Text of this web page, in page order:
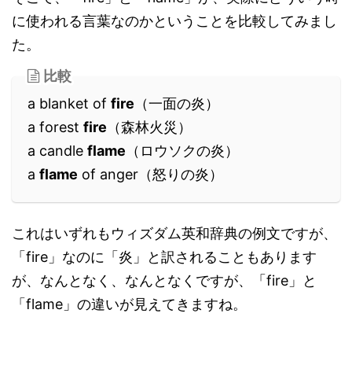
に使われる言葉なのかということを比較してみまし
た。
比較
a blanket of fire （一面の炎）
a forest fire （森林火災）
a candle flame （ロウソクの炎）
a flame of anger（怒りの炎）
これはいずれもウィズダム英和辞典の例文ですが、
「fire」なのに「炎」と訳されることもあります
が、なんとなく、なんとなくですが、「fire」と
「flame」の違いが見えてきますね。